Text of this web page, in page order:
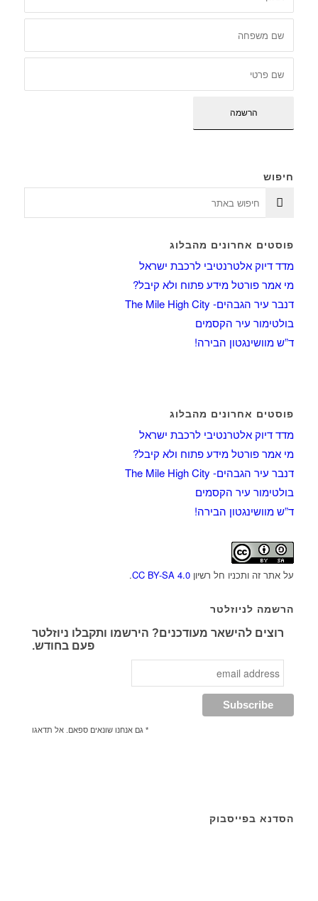
חיפוש
פוסטים אחרונים מהבלוג
מדד דיוק אלטרנטיבי לרכבת ישראל
מי אמר פורטל מידע פתוח ולא קיבל?
דנבר עיר הגבהים- The Mile High City
בולטימור עיר הקסמים
ד”ש מוושינגטון הבירה!
פוסטים אחרונים מהבלוג
מדד דיוק אלטרנטיבי לרכבת ישראל
מי אמר פורטל מידע פתוח ולא קיבל?
דנבר עיר הגבהים- The Mile High City
בולטימור עיר הקסמים
ד”ש מוושינגטון הבירה!
על אתר זה ותכניו חל רשיון CC BY-SA 4.0
.
הרשמה לניוזלטר
רוצים להישאר מעודכנים? הירשמו ותקבלו ניוזלטר
פעם בחודש.
* גם אנחנו שונאים ספאם. אל תדאגו
הסדנא בפייסבוק